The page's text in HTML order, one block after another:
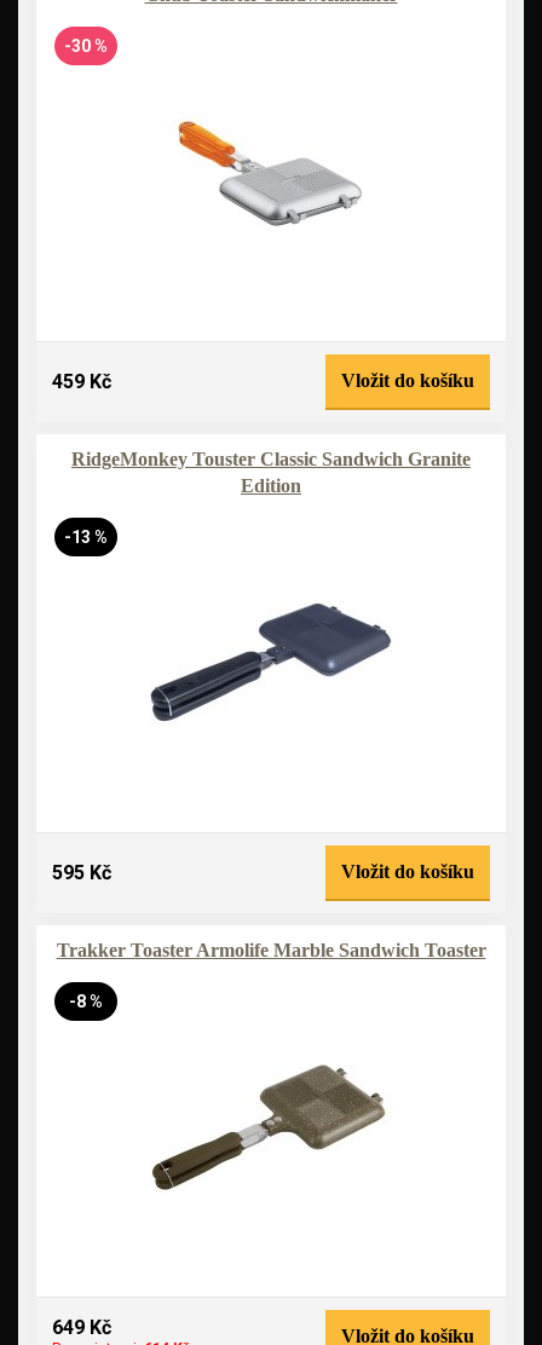
-30 %
459 Kč Vložit do košíku
RidgeMonkey Touster Classic Sandwich Granite
Edition
-13 %
595 Kč Vložit do košíku
Trakker Toaster Armolife Marble Sandwich Toaster
-8 %
649 Kč Vložit do košíku